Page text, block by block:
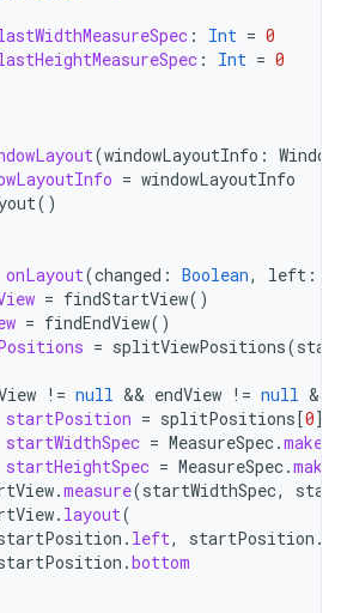
: Int = 0
: Int = 0
(windowLayoutInfo :
= windowLayoutInfo
()
onLayout(changed : Boolean, left :
= findStartView()
= findEndView()
= splitViewPositions(
!= null && endView != null &&
startPosition = splitPositions[0]
startWidthSpec = MeasureSpec.
startHeightSpec = MeasureSpec.
.measure(startWidthSpec,
. layout(
. left, startPosition .
.bottom